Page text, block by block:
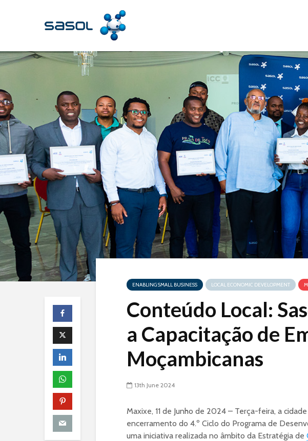
ENABLING SMALL BUSINESS LOCAL ECONOMIC DEVELOPMENT
Conteúdo Local:
a Capacitação de
Moçambicanas
13th June 2024
Maxixe, 11 de Junho de 2024 – Terça-feira, a
encerramento do 4.º Ciclo do Programa de
uma iniciativa realizada no âmbito da Estratégia de